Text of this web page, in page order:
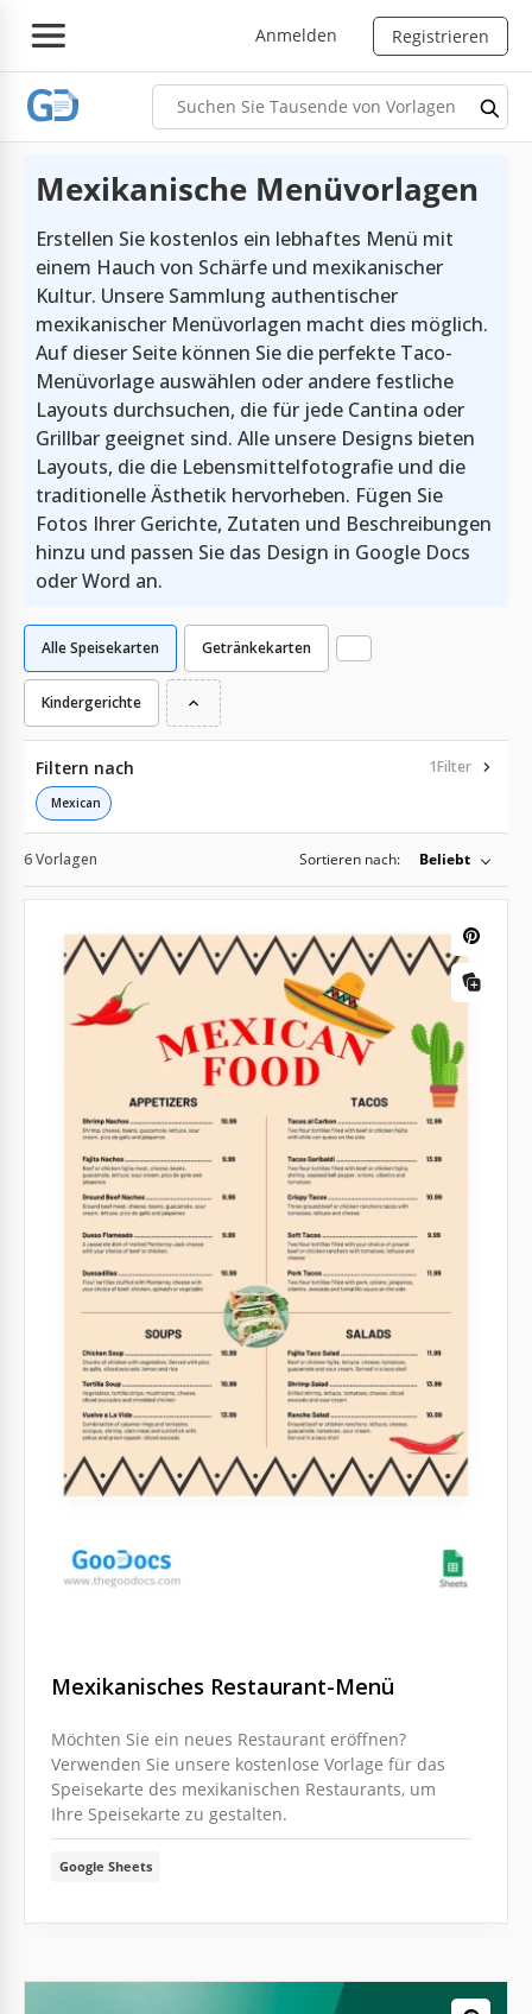
Anmelden Registrieren
Mexikanische Menüvorlagen
Erstellen Sie kostenlos ein lebhaftes Menü mit
einem Hauch von Schärfe und mexikanischer
Kultur. Unsere Sammlung authentischer
mexikanischer Menüvorlagen macht dies möglich.
Auf dieser Seite können Sie die perfekte Taco-
Menüvorlage auswählen oder andere festliche
Layouts durchsuchen, die für jede Cantina oder
Grillbar geeignet sind. Alle unsere Designs bieten
Layouts, die die Lebensmittelfotografie und die
traditionelle Ästhetik hervorheben. Fügen Sie
Fotos Ihrer Gerichte, Zutaten und Beschreibungen
hinzu und passen Sie das Design in Google Docs
oder Word an.
Alle Speisekarten Getränkekarten
Kindergerichte
Filtern nach 1Filter
Mexican
6 Vorlagen Sortieren nach: Beliebt
Mexikanisches Restaurant-Menü
Möchten Sie ein neues Restaurant eröffnen?
Verwenden Sie unsere kostenlose Vorlage für das
Speisekarte des mexikanischen Restaurants, um
Ihre Speisekarte zu gestalten.
Google Sheets